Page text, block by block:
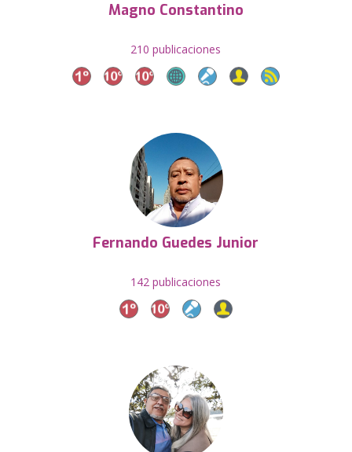
Magno Constantino
210 publicaciones
Fernando Guedes Junior
142 publicaciones